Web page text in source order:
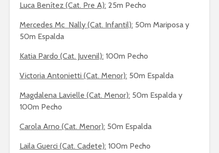
Luca Benítez (Cat. Pre A): 25m Pecho
Mercedes Mc Nally (Cat. Infantil): 50m Mariposa y
50m Espalda
Katia Pardo (Cat. Juvenil): 100m Pecho
Victoria Antonietti (Cat. Menor): 50m Espalda
Magdalena Lavielle (Cat. Menor): 50m Espalda y
100m Pecho
Carola Arno (Cat. Menor): 50m Espalda
Laila Guerci (Cat. Cadete): 100m Pecho